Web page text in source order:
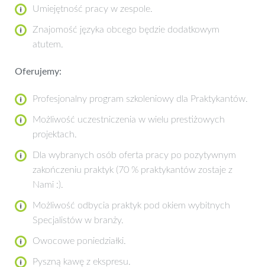
Umiejętność pracy w zespole.
Znajomość języka obcego będzie dodatkowym
atutem.
Oferujemy:
Profesjonalny program szkoleniowy dla Praktykantów.
Możliwość uczestniczenia w wielu prestiżowych
projektach.
Dla wybranych osób oferta pracy po pozytywnym
zakończeniu praktyk (70 % praktykantów zostaje z
Nami :).
Możliwość odbycia praktyk pod okiem wybitnych
Specjalistów w branży.
Owocowe poniedziałki.
Pyszną kawę z ekspresu.